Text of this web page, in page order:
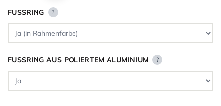
FUSSRING ?
FUSSRING AUS POLIERTEM ALUMINIUM ?